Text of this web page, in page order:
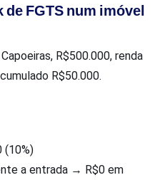
FGTS num imóvel
R$500.000, renda
R$50.000.
(10%)
a entrada → R$0 em